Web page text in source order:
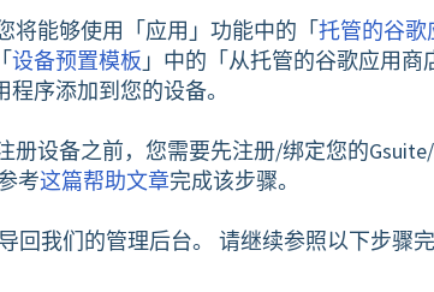
将能够使用「应用」功能中的「托管的谷歌
设备预置模板 」中的「从托管的谷歌应用商
序添加到您的设备。
册设备之前，您需要先注册/绑定您的
考这篇帮助文章完成该步骤。
回我们的管理后台。 请继续参照以下步骤